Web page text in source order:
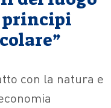
principi
con la natura e